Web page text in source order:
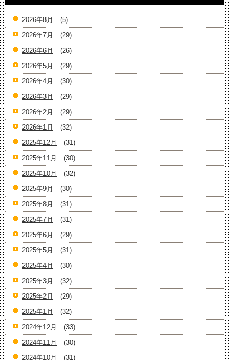
2026年8月
(5)
2026年7月
(29)
2026年6月
(26)
2026年5月
(29)
2026年4月
(30)
2026年3月
(29)
2026年2月
(29)
2026年1月
(32)
2025年12月
(31)
2025年11月
(30)
2025年10月
(32)
2025年9月
(30)
2025年8月
(31)
2025年7月
(31)
2025年6月
(29)
2025年5月
(31)
2025年4月
(30)
2025年3月
(32)
2025年2月
(29)
2025年1月
(32)
2024年12月
(33)
2024年11月
(30)
2024年10月
(31)